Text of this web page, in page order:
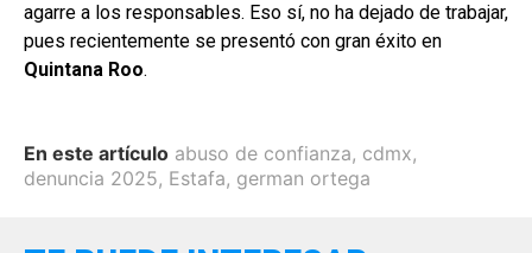
agarre a los responsables. Eso sí, no ha dejado de trabajar,
pues recientemente se presentó con gran éxito en
Quintana Roo.
En este artículo abuso de confianza, cdmx,
denuncia 2025, Estafa, german ortega